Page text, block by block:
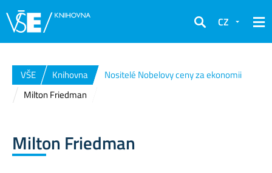
Hledat
CZ
VŠE Knihovna
Nositelé Nobelovy ceny za ekonomii
Milton Friedman
Milton Friedman